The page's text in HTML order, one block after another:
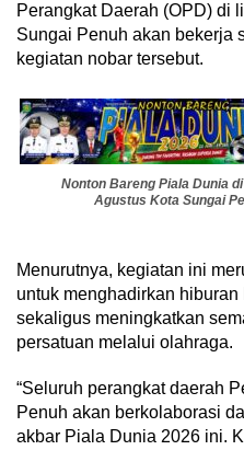
Perangkat Daerah (OPD) di
Sungai Penuh akan bekerja
kegiatan nobar tersebut.
Nonton Bareng Piala Dunia
Agustus Kota Sungai
Menurutnya, kegiatan ini
untuk menghadirkan
sekaligus meningkatkan
persatuan melalui olahraga.
“Seluruh perangkat daerah
Penuh akan berkolaborasi
akbar Piala Dunia 2026 ini.